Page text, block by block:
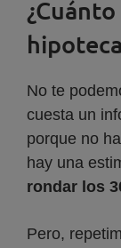
No te
cuesta un
porque no
hay una
rondar los
Pero,